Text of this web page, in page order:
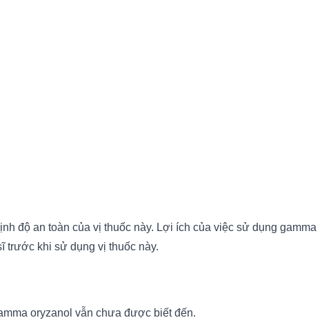
độ an toàn của vị thuốc này. Lợi ích của việc sử dụng gamma
trước khi sử dụng vị thuốc này.
oryzanol vẫn chưa được biết đến.